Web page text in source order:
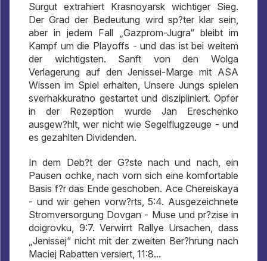
Surgut extrahiert Krasnoyarsk wichtiger Sieg.
Der Grad der Bedeutung wird sp?ter klar sein,
aber in jedem Fall „Gazprom-Jugra“ bleibt im
Kampf um die Playoffs - und das ist bei weitem
der wichtigsten. Sanft von den Wolga
Verlagerung auf den Jenissei-Marge mit ASA
Wissen im Spiel erhalten, Unsere Jungs spielen
sverhakkuratno gestartet und diszipliniert. Opfer
in der Rezeption wurde Jan Ereschenko
ausgew?hlt, wer nicht wie Segelflugzeuge - und
es gezahlten Dividenden.
In dem Deb?t der G?ste nach und nach, ein
Pausen ochke, nach vorn sich eine komfortable
Basis f?r das Ende geschoben. Ace Chereiskaya
- und wir gehen vorw?rts, 5:4. Ausgezeichnete
Stromversorgung Dovgan - Muse und pr?zise in
doigrovku, 9:7. Verwirrt Rallye Ursachen, dass
„Jenissej“ nicht mit der zweiten Ber?hrung nach
Maciej Rabatten versiert, 11:8...